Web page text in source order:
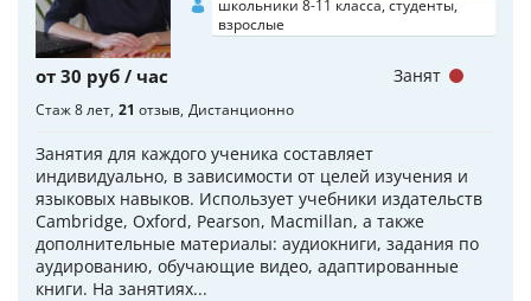
школьники 8-11 класса, студенты,
взрослые
от 30 руб / час
Стаж 8 лет 21 отзыв Дистанционно
Занятия для каждого ученика составляет
индивидуально, в зависимости от целей изучения и
языковых навыков. Использует учебники издательств
Cambridge, Oxford, Pearson, Macmillan, а также
дополнительные материалы: аудиокниги, задания по
аудированию, обучающие видео, адаптированные
книги. На занятиях...
Занят